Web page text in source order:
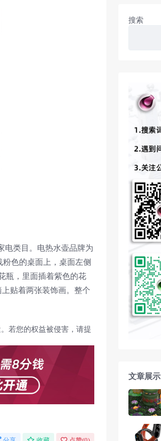
电类目。电热水壶品牌为
色的桌面上，桌面左侧
瓶，里面插着紫色的花
贴着两张装饰画。整个
若您的权益被侵害，请提
搜索
文章展示